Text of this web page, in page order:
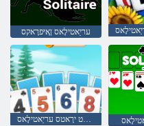
עריַאטילָאס ןָאיּפרָאקס
סקַאעּפירט ירָאטס עריַאטילָאס